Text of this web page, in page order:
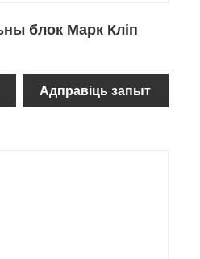
блок Марк Кліп
Адправіць запыт